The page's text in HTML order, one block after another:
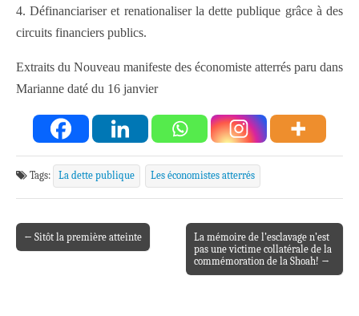
4. Définanciariser et renationaliser la dette publique grâce à des
circuits financiers publics.
Extraits du Nouveau manifeste des économiste atterrés paru dans
Marianne daté du 16 janvier
Tags: La dette publique Les économistes atterrés
Post navigation
← Sitôt la première atteinte
La mémoire de l’esclavage n’est
pas une victime collatérale de la
commémoration de la Shoah! →